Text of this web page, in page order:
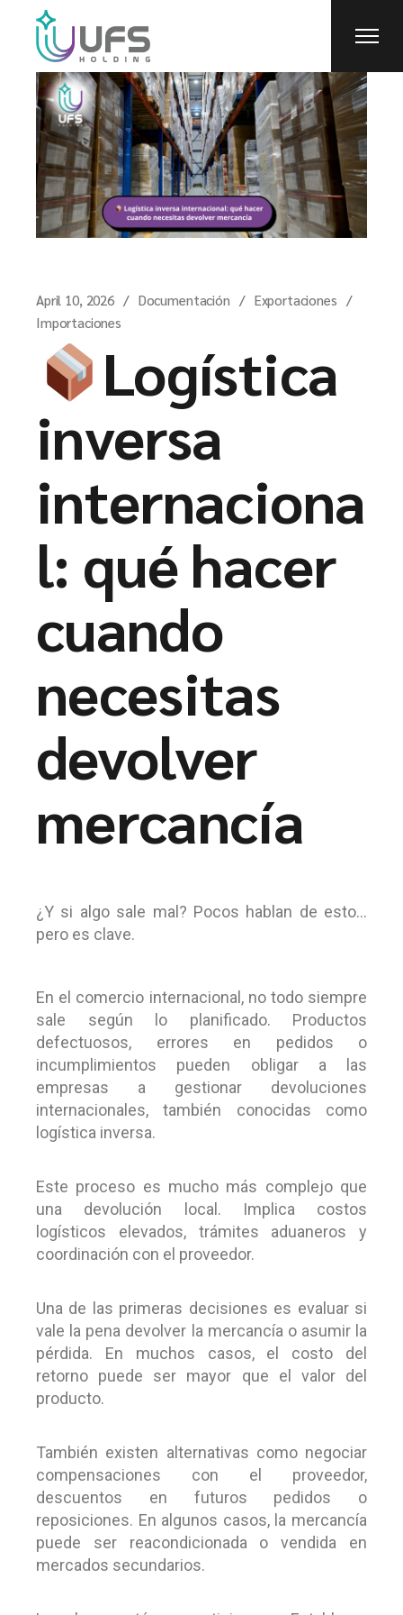
April 10, 2026 Documentación
Exportaciones
Importaciones
Logística
inversa
internaciona
l: qué hacer
cuando
necesitas
devolver
mercancía
¿Y si algo sale mal? Pocos hablan de esto…
pero es clave.
En el comercio internacional, no todo siempre
sale según lo planificado. Productos
defectuosos, errores en pedidos o
incumplimientos pueden obligar a las
empresas a gestionar devoluciones
internacionales, también conocidas como
logística inversa.
Este proceso es mucho más complejo que
una devolución local. Implica costos
logísticos elevados, trámites aduaneros y
coordinación con el proveedor.
Una de las primeras decisiones es evaluar si
vale la pena devolver la mercancía o asumir la
pérdida. En muchos casos, el costo del
retorno puede ser mayor que el valor del
producto.
También existen alternativas como negociar
compensaciones con el proveedor,
descuentos en futuros pedidos o
reposiciones. En algunos casos, la mercancía
puede ser reacondicionada o vendida en
mercados secundarios.